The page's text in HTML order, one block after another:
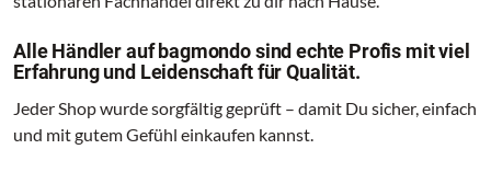
Alle Händler auf bagmondo sind echte Profis mit viel
Erfahrung und Leidenschaft für Qualität.
Jeder Shop wurde sorgfältig geprüft – damit Du sicher, einfach
und mit gutem Gefühl einkaufen kannst.